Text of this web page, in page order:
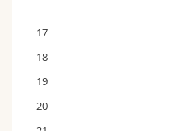
17
18
19
20